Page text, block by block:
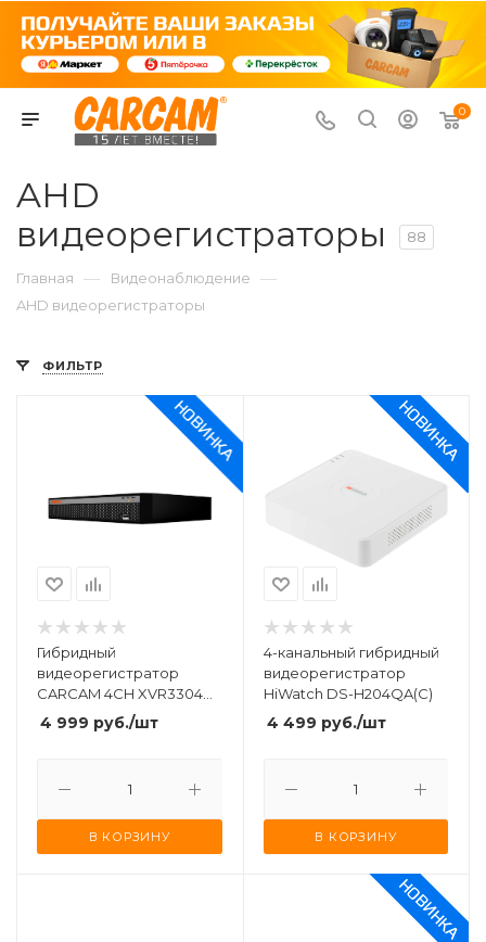
0
AHD
видеорегистраторы
88
Главная — Видеонаблюдение —
AHD видеорегистраторы
ФИЛЬТР
Гибридный
видеорегистратор
CARCAM 4CH XVR3304
для AHD и IP камер
видеонаблюдения
4 999 руб./шт
В КОРЗИНУ
4-канальный гибридный
видеорегистратор
HiWatch DS-H204QA(C)
4 499 руб./шт
В КОРЗИНУ